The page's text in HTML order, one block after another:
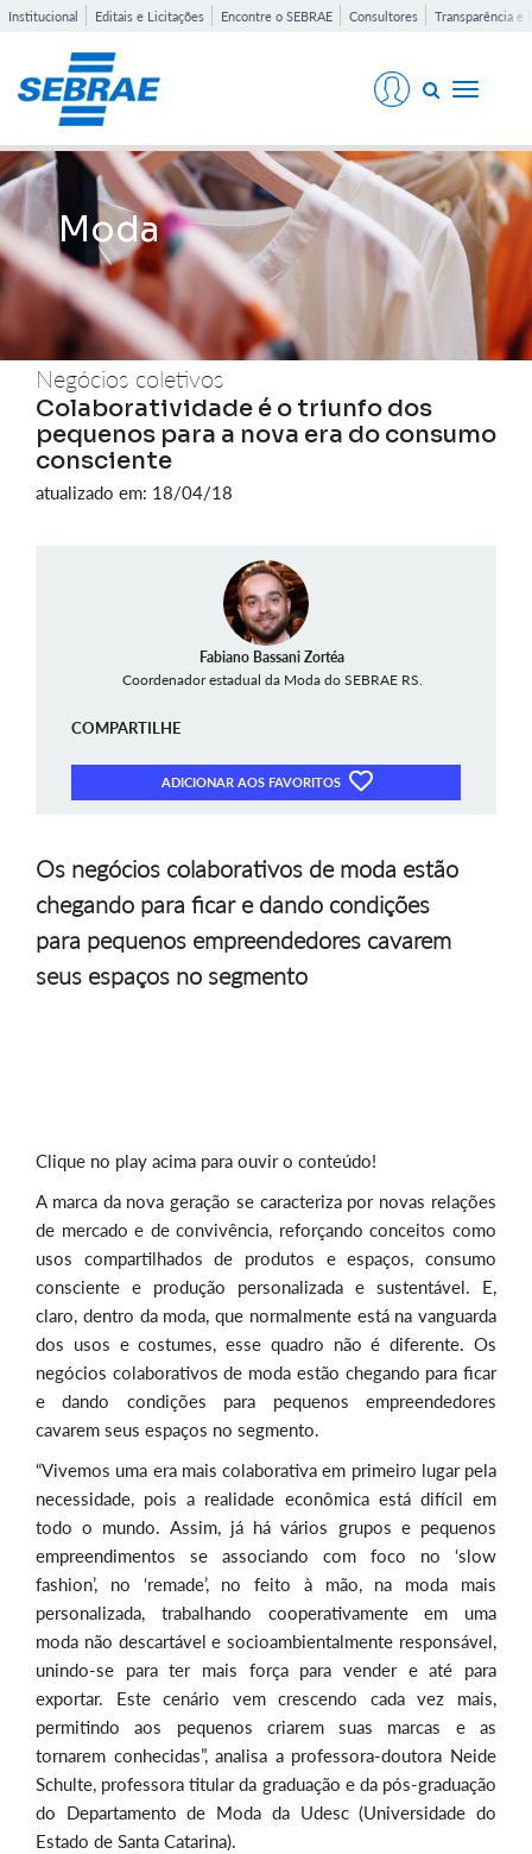
Institucional Editais e Licitações Encontre o SEBRAE Consultores Transparência e
Toggle
Moda
Negócios coletivos
Colaboratividade é o triunfo dos
pequenos para a nova era do consumo
consciente
atualizado em: 18/04/18
Fabiano Bassani Zortéa
Coordenador estadual da Moda do SEBRAE RS.
COMPARTILHE
ADICIONAR AOS FAVORITOS
Os negócios colaborativos de moda estão
chegando para ficar e dando condições
para pequenos empreendedores cavarem
seus espaços no segmento
Clique no play acima para ouvir o conteúdo!
A marca da nova geração se caracteriza por novas relações
de mercado e de convivência, reforçando conceitos como
usos compartilhados de produtos e espaços, consumo
consciente e produção personalizada e sustentável. E,
claro, dentro da moda, que normalmente está na vanguarda
dos usos e costumes, esse quadro não é diferente. Os
negócios colaborativos de moda estão chegando para ficar
e dando condições para pequenos empreendedores
cavarem seus espaços no segmento.
“Vivemos uma era mais colaborativa em primeiro lugar pela
necessidade, pois a realidade econômica está difícil em
todo o mundo. Assim, já há vários grupos e pequenos
empreendimentos se associando com foco no ‘slow
fashion’, no ‘remade’, no feito à mão, na moda mais
personalizada, trabalhando cooperativamente em uma
moda não descartável e socioambientalmente responsável,
unindo-se para ter mais força para vender e até para
exportar. Este cenário vem crescendo cada vez mais,
permitindo aos pequenos criarem suas marcas e as
tornarem conhecidas”, analisa a professora-doutora Neide
Schulte, professora titular da graduação e da pós-graduação
do Departamento de Moda da Udesc (Universidade do
Estado de Santa Catarina).